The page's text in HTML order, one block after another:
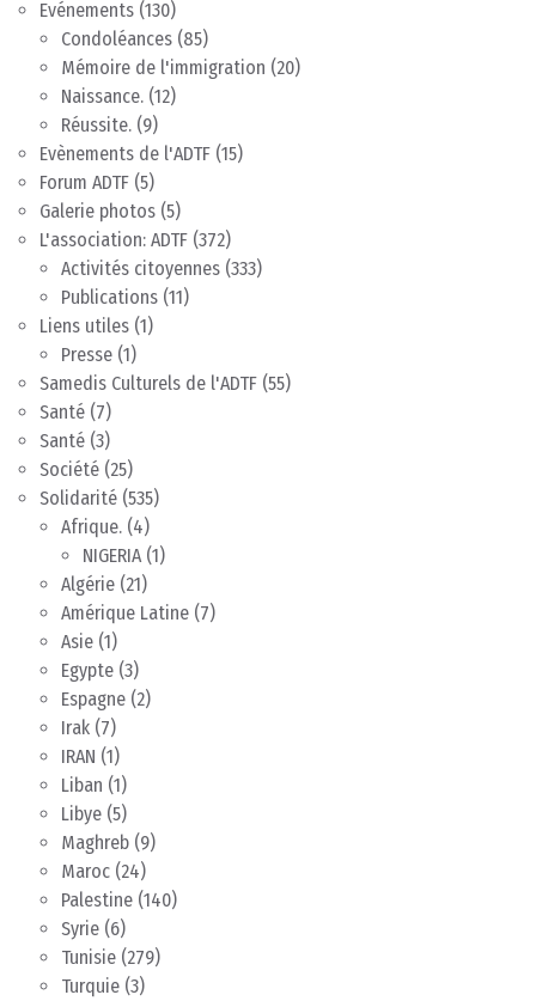
Evénements (130)
Condoléances (85)
Mémoire de l'immigration (20)
Naissance. (12)
Réussite. (9)
Evènements de l'ADTF (15)
Forum ADTF (5)
Galerie photos (5)
L'association: ADTF (372)
Activités citoyennes (333)
Publications (11)
Liens utiles (1)
Presse (1)
Samedis Culturels de l'ADTF (55)
Santé (7)
Santé (3)
Société (25)
Solidarité (535)
Afrique. (4)
NIGERIA(1)
Algérie (21)
Amérique Latine (7)
Asie (1)
Egypte (3)
Espagne (2)
Irak (7)
IRAN (1)
Liban (1)
Libye (5)
Maghreb (9)
Maroc (24)
Palestine (140)
Syrie (6)
Tunisie (279)
Turquie (3)